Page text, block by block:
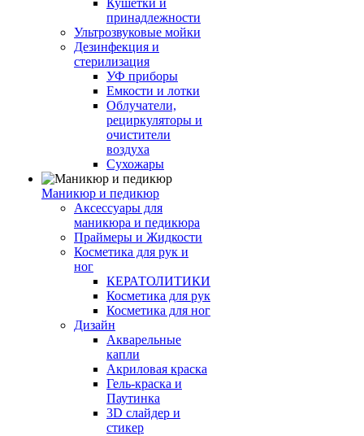
Кушетки и
принадлежности
Ультрозвуковые мойки
Дезинфекция и
стерилизация
УФ приборы
Емкости и лотки
Облучатели,
рециркуляторы и
очистители
воздуха
Сухожары
Маникюр и педикюр
Аксессуары для
маникюра и педикюра
Праймеры и Жидкости
Косметика для рук и
ног
КЕРАТОЛИТИКИ
Косметика для рук
Косметика для ног
Дизайн
Акварельные
капли
Акриловая краска
Гель-краска и
Паутинка
3D слайдер и
стикер